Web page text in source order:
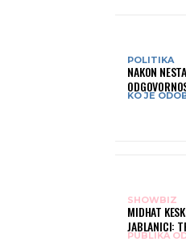
POLITIKA
NAKON
IGMANA
KO JE
SHOWBIZ
MIDHAT
JABLANICI:
PREPLAVILE
PUBLIKA